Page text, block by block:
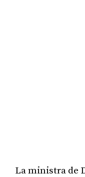
La ministra de